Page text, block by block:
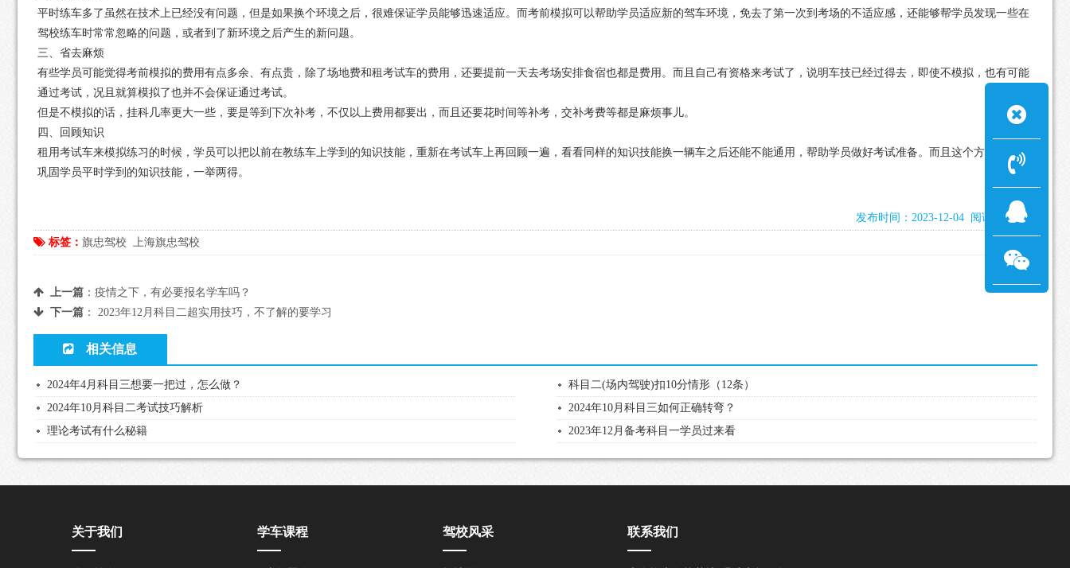
平时练车多了虽然在技术上已经没有问题，但是如果换个环境之后，很难保证学员能够迅速适应。而考前模拟可以帮助学员适应新的驾车环境，免去了第一次到考场的不适应感，还能够帮学员发现一些在
驾校练车时常常忽略的问题，或者到了新环境之后产生的新问题。
三、省去麻烦
有些学员可能觉得考前模拟的费用有点多余、有点贵，除了场地费和租考试车的费用，还要提前一天去考场安排食宿也都是费用。而且自己有资格来考试了，说明车技已经过得去，即使不模拟，也有可能
通过考试，况且就算模拟了也并不会保证通过考试。
但是不模拟的话，挂科几率更大一些，要是等到下次补考，不仅以上费用都要出，而且还要花时间等补考，交补考费等都是麻烦事儿。
四、回顾知识
租用考试车来模拟练习的时候，学员可以把以前在教练车上学到的知识技能，重新在考试车上再回顾一遍，看看同样的知识技能换一辆车之后还能不能通用，帮助学员做好考试准备。而且这个方法还能够
巩固学员平时学到的知识技能，一举两得。
发布时间：2023-12-04 阅读：1917次
标签： 旗忠驾校 上海旗忠驾校
上一篇： 疫情之下，有必要报名学车吗？
下一篇： 2023年12月科目二超实用技巧，不了解的要学习
相关信息
2024年4月科目三想要一把过，怎么做？
科目二(场内驾驶)扣10分情形（12条）
2024年10月科目二考试技巧解析
2024年10月科目三如何正确转弯？
理论考试有什么秘籍
2023年12月备考科目一学员过来看
关于我们 学车课程 驾校风采 联系我们